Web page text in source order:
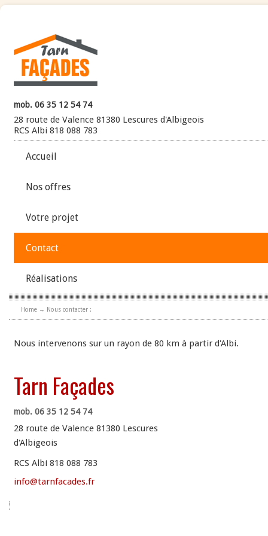
mob. 06 35 12 54 74
28 route de Valence 81380 Lescures d'Albigeois
RCS Albi 818 088 783
Accueil
Nos offres
Votre projet
Contact
Réalisations
Home → Nous contacter :
Nous intervenons sur un rayon de 80 km à partir d'Albi.
Tarn Façades
mob. 06 35 12 54 74
28 route de Valence 81380 Lescures
d'Albigeois
RCS Albi 818 088 783
info@tarnfacades.fr